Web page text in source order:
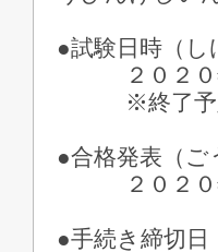
●試験日時（し
２０２０年
※終了予定
●合格発表（ご
２０２０年
●手続き締切日